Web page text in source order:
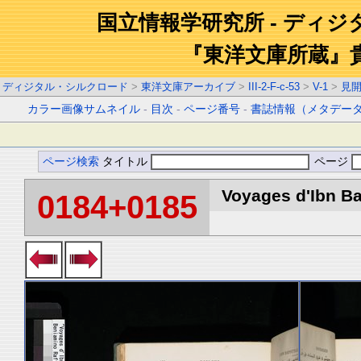
国立情報学研究所 - ディジ
『東洋文庫所蔵』
ディジタル・シルクロード > 東洋文庫アーカイブ > III-2-F-c-53 > V-1 > 見
カラー画像サムネイル - 目次 -ページ番号 -書誌情報（メタデー
ページ検索 タイトル ページ
0184+0185 Voyages d'Ibn